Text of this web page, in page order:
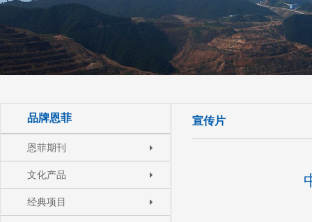
品牌恩菲
恩菲期刊
文化产品
经典项目
宣传片